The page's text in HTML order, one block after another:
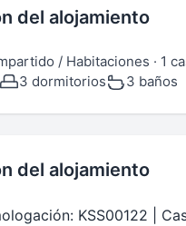
del alojamiento
/ Habitaciones · 1
3 dormitorios 3 baños
del alojamiento
KSS00122 |